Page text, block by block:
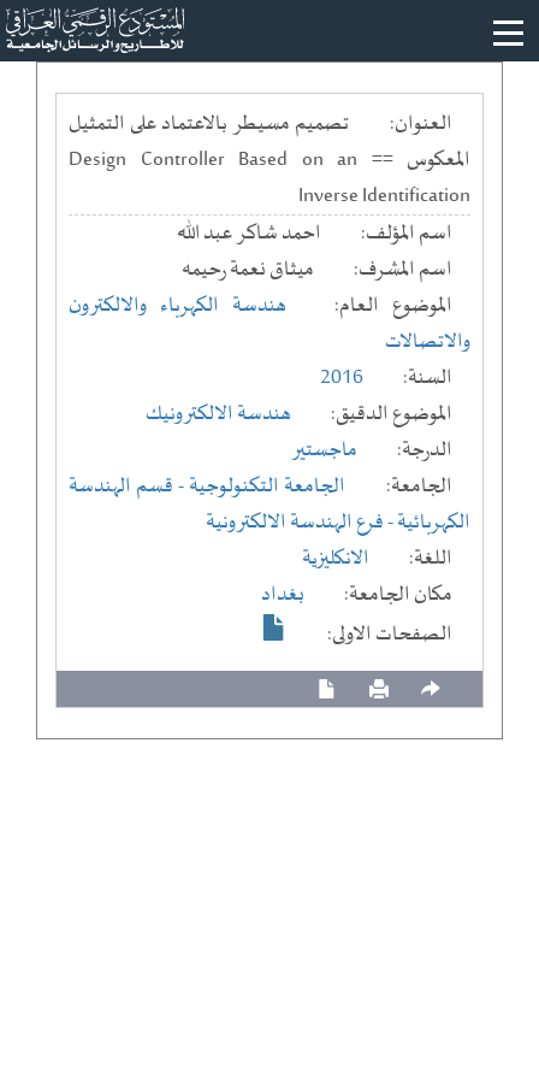
العنوان:
تصميم مسيطر بالاعتماد على التمثيل
المعكوس == Design Controller Based on an
Inverse Identification
اسم المؤلف:
احمد شاكر عبد الله
اسم المشرف:
ميثاق نعمة رحيمه
الموضوع العام:
هندسة الكهرباء والالكترون
والاتصالات
السنة:
2016
الموضوع الدقيق:
هندسة الالكترونيك
الدرجة:
ماجستير
الجامعة:
الجامعة التكنولوجية- قسم الهندسة
الكهربائية- فرع الهندسة الالكترونية
اللغة:
الانكليزية
مكان الجامعة:
بغداد
الصفحات الاولى: